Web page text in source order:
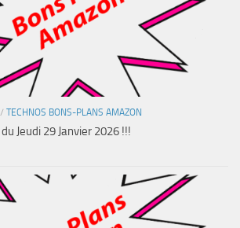
/ TECHNOS BONS-PLANS AMAZON
Jeudi 29 Janvier 2026 !!!